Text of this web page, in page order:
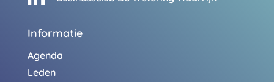
Informatie
Agenda
Leden